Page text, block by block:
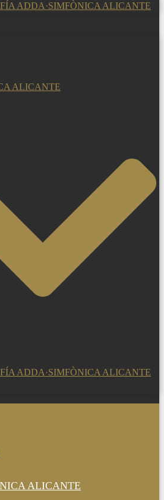
ADDA·SIMFÒNICA ALICANTE
ALICANTE
ADDA·SIMFÒNICA ALICANTE
ALICANTE